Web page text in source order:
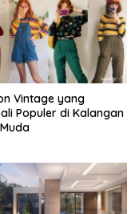
Vintage yang
Populer di Kalangan